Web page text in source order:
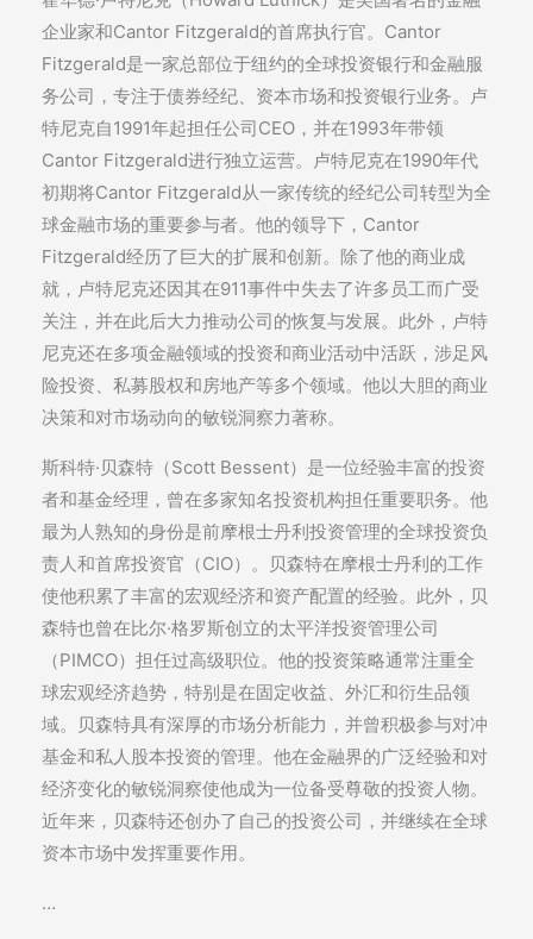
企业家和Cantor Fitzgerald的首席执行官。Cantor
Fitzgerald是一家总部位于纽约的全球投资银行和金融服
务公司，专注于债券经纪、资本市场和投资银行业务。卢
特尼克自1991年起担任公司CEO，并在1993年带领
Cantor Fitzgerald进行独立运营。卢特尼克在1990年代
初期将Cantor Fitzgerald从一家传统的经纪公司转型为全
球金融市场的重要参与者。他的领导下，Cantor
Fitzgerald经历了巨大的扩展和创新。除了他的商业成
就，卢特尼克还因其在911事件中失去了许多员工而广受
关注，并在此后大力推动公司的恢复与发展。此外，卢特
尼克还在多项金融领域的投资和商业活动中活跃，涉足风
险投资、私募股权和房地产等多个领域。他以大胆的商业
决策和对市场动向的敏锐洞察力著称。
斯科特·贝森特（Scott Bessent）是一位经验丰富的投资
者和基金经理，曾在多家知名投资机构担任重要职务。他
最为人熟知的身份是前摩根士丹利投资管理的全球投资负
责人和首席投资官（CIO）。贝森特在摩根士丹利的工作
使他积累了丰富的宏观经济和资产配置的经验。此外，贝
森特也曾在比尔·格罗斯创立的太平洋投资管理公司
（PIMCO）担任过高级职位。他的投资策略通常注重全
球宏观经济趋势，特别是在固定收益、外汇和衍生品领
域。贝森特具有深厚的市场分析能力，并曾积极参与对冲
基金和私人股本投资的管理。他在金融界的广泛经验和对
经济变化的敏锐洞察使他成为一位备受尊敬的投资人物。
近年来，贝森特还创办了自己的投资公司，并继续在全球
资本市场中发挥重要作用。
…